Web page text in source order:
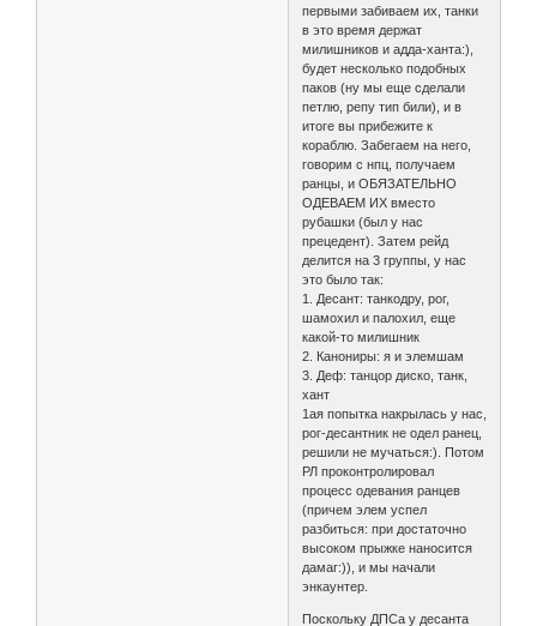
первыми забиваем их, танки
в это время держат
милишников и адда-ханта:),
будет несколько подобных
паков (ну мы еще сделали
петлю, репу тип били), и в
итоге вы прибежите к
кораблю. Забегаем на него,
говорим с нпц, получаем
ранцы, и ОБЯЗАТЕЛЬНО
ОДЕВАЕМ ИХ вместо
рубашки (был у нас
прецедент). Затем рейд
делится на 3 группы, у нас
это было так:
1. Десант: танкодру, рог,
шамохил и палохил, еще
какой-то милишник
2. Канониры: я и элемшам
3. Деф: танцор диско, танк,
хант
1ая попытка накрылась у нас,
рог-десантник не одел ранец,
решили не мучаться:). Потом
РЛ проконтролировал
процесс одевания ранцев
(причем элем успел
разбиться: при достаточно
высоком прыжке наносится
дамаг:)), и мы начали
энкаунтер.
Поскольку ДПСа у десанта